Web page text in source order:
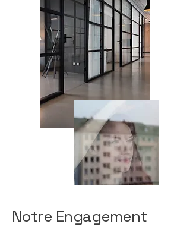
Notre Engagement